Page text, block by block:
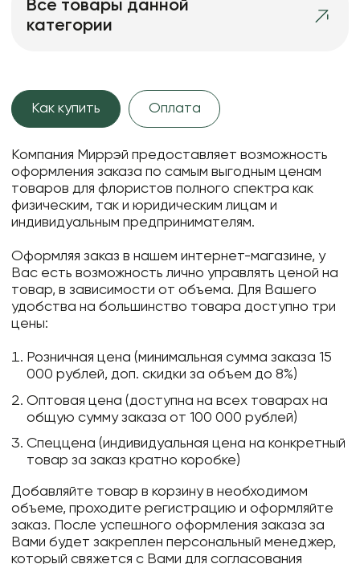
Все товары данной
категории
Как купить Оплата
Компания Миррэй предоставляет возможность
оформления заказа по самым выгодным ценам
товаров для флористов полного спектра как
физическим, так и юридическим лицам и
индивидуальным предпринимателям.
Оформляя заказ в нашем интернет-магазине, у
Вас есть возможность лично управлять ценой на
товар, в зависимости от объема. Для Вашего
удобства на большинство товара доступно три
цены:
Розничная цена (минимальная сумма заказа 15
000 рублей, доп. скидки за объем до 8%)
Оптовая цена (доступна на всех товарах на
общую сумму заказа от 100 000 рублей)
Спеццена (индивидуальная цена на конкретный
товар за заказ кратно коробке)
Добавляйте товар в корзину в необходимом
объеме, проходите регистрацию и оформляйте
заказ. После успешного оформления заказа за
Вами будет закреплен персональный менеджер,
который свяжется с Вами для согласования